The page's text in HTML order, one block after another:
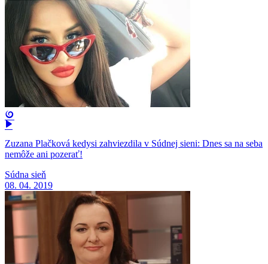
Zuzana Plačková kedysi zahviezdila v Súdnej sieni: Dnes sa na seba
nemôže ani pozerať!
Súdna sieň
08. 04. 2019